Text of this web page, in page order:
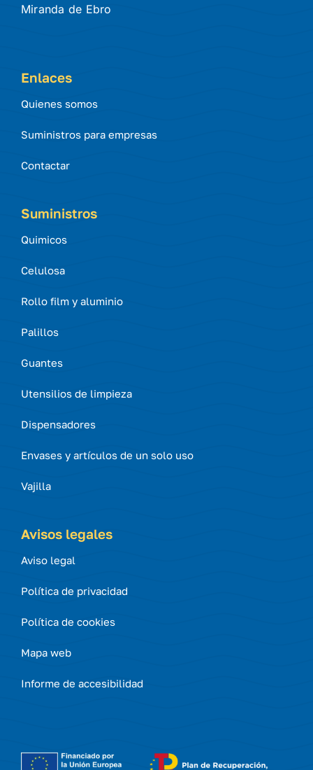
Miranda de Ebro
Enlaces
Quienes somos
Suministros para empresas
Contactar
Suministros
Quimicos
Celulosa
Rollo film y aluminio
Palillos
Guantes
Utensilios de limpieza
Dispensadores
Envases y artículos de un solo uso
Vajilla
Avisos legales
Aviso legal
Política de privacidad
Política de cookies
Mapa web
Informe de accesibilidad